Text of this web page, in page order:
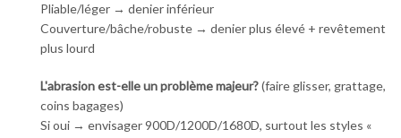
Pliable/léger → denier inférieur
Couverture/bâche/robuste → denier plus élevé + revêtement
plus lourd
L'abrasion est-elle un problème majeur?(faire glisser, grattage,
coins bagages)
Si oui → envisager 900D/1200D/1680D, surtout les styles «